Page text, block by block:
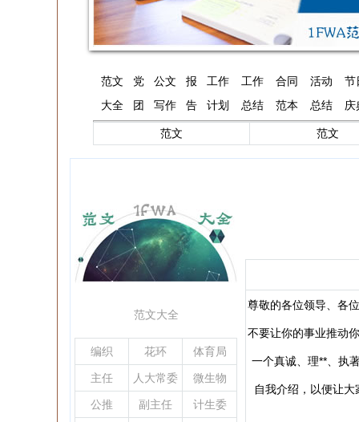
范文
大全
党
团
公文
写作
报
告
工作
计划
工作
总结
合同
范本
活动
总结
节
庆
范文 范文
范文大全
编织 花环 体育局
主任
人大常委
会
微生物
公推 副主任 计生委
尊敬的各位领导、各
不要让你的事业推动
一个真诚、理**、执
自我介绍，以便让